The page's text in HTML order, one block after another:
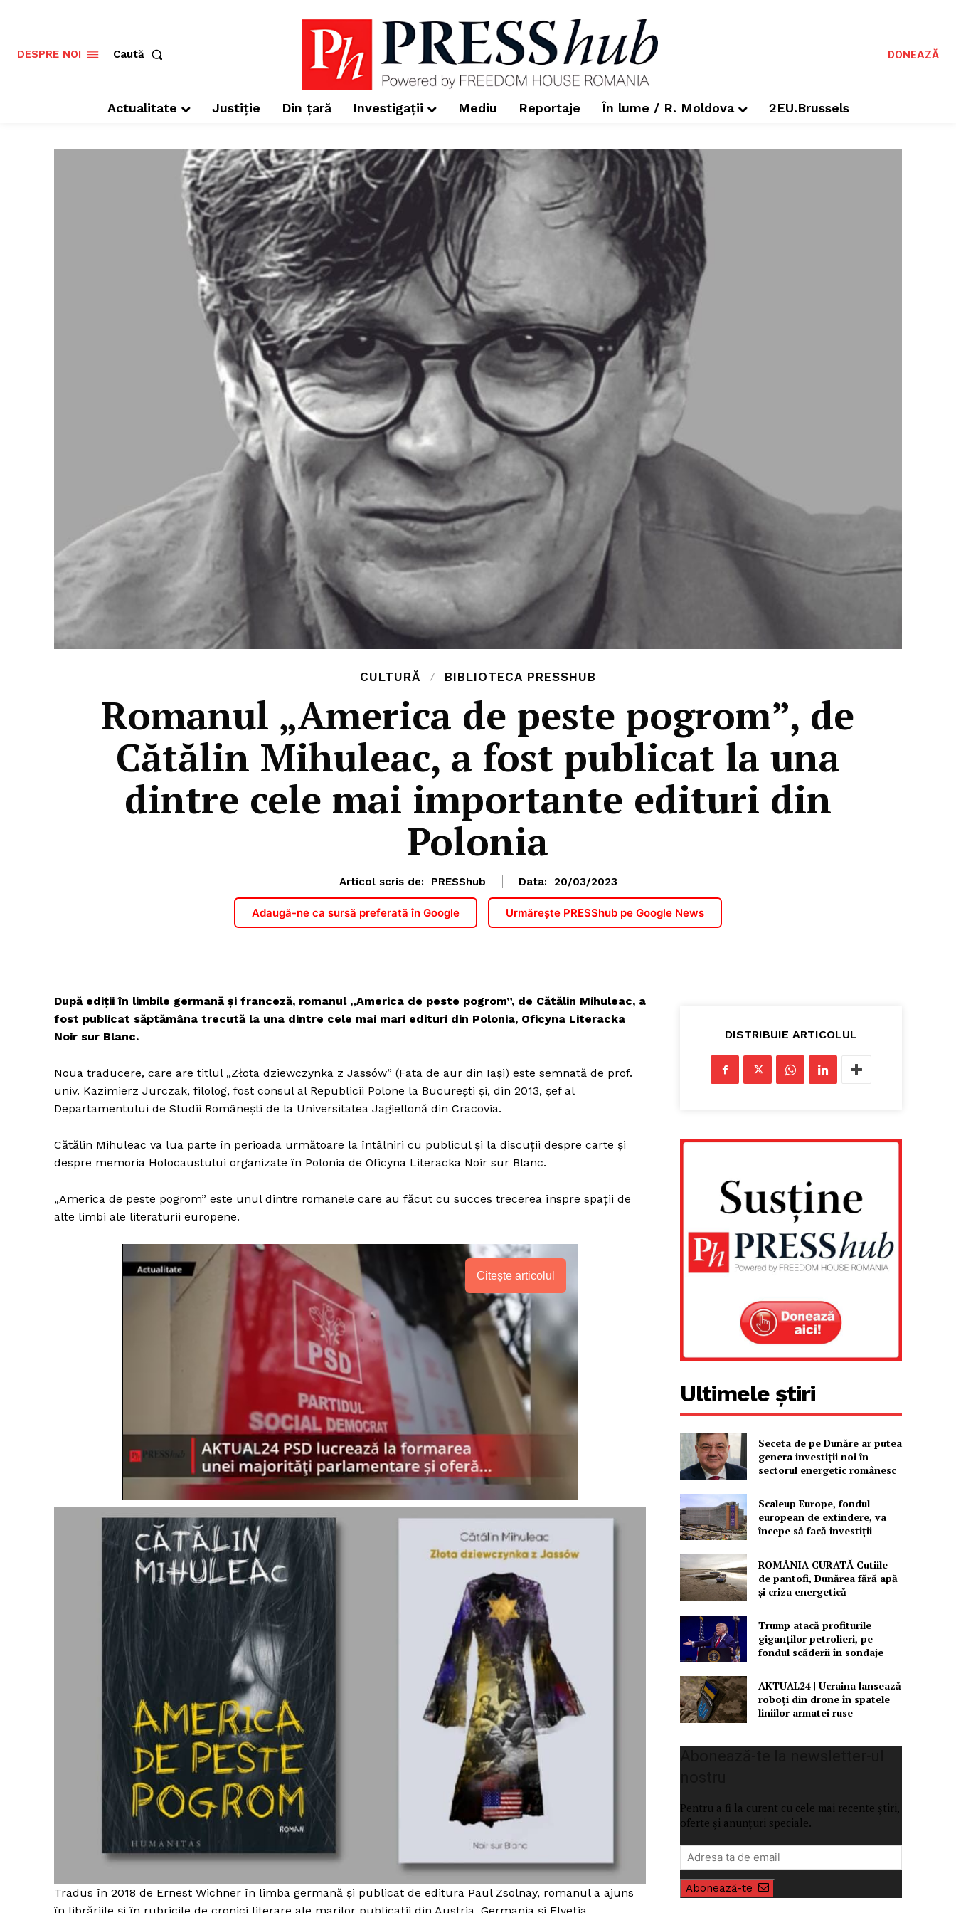
Un proiect
FREEDOM HOUSE
ROMÂNIA
PRESShub
Despre noi / Echipa
Proiecte editoriale
Rețea
Contact
DESPRE NOI Caută DONEAZĂ
Actualitate Justiție Din țară Investigații Mediu Reportaje În lume / R. Moldova 2EU.Brussels
CULTURĂ BIBLIOTECA PRESSHUB
​Romanul „America de peste pogrom”, de
Cătălin Mihuleac, a fost publicat la una
dintre cele mai importante edituri din
Polonia
Articol scris de: PRESShub Data: 20/03/2023
Adaugă-ne ca sursă preferată în Google Urmărește PRESShub pe Google News
După ediții în limbile germană și franceză, romanul „America de peste pogrom”, de Cătălin Mihuleac, a
fost publicat săptămâna trecută la una dintre cele mai mari edituri din Polonia, Oficyna Literacka
Noir sur Blanc.
Noua traducere, care are titlul „Złota dziewczynka z Jassów” (Fata de aur din Iași) este semnată de prof.
univ. Kazimierz Jurczak, filolog, fost consul al Republicii Polone la București și, din 2013, șef al
Departamentului de Studii Românești de la Universitatea Jagiellonă din Cracovia.
Cătălin Mihuleac va lua parte în perioada următoare la întâlniri cu publicul și la discuții despre carte și
despre memoria Holocaustului organizate în Polonia de Oficyna Literacka Noir sur Blanc.
„America de peste pogrom” este unul dintre romanele care au făcut cu succes trecerea înspre spații de
alte limbi ale literaturii europene.
Citește articolul
Tradus în 2018 de Ernest Wichner în limba germană și publicat de editura Paul Zsolnay, romanul a ajuns
DISTRIBUIE ARTICOLUL
Ultimele știri
Seceta de pe Dunăre ar putea
genera investiții noi în
sectorul energetic românesc
Scaleup Europe, fondul
european de extindere, va
începe să facă investiții
ROMÂNIA CURATĂ Cutiile
de pantofi, Dunărea fără apă
și criza energetică
Trump atacă profiturile
giganților petrolieri, pe
fondul scăderii în sondaje
AKTUAL24 | Ucraina lansează
roboți din drone în spatele
liniilor armatei ruse
Pentru a fi la curent cu cele mai recente știri,
oferte și anunțuri speciale.
Abonează-te